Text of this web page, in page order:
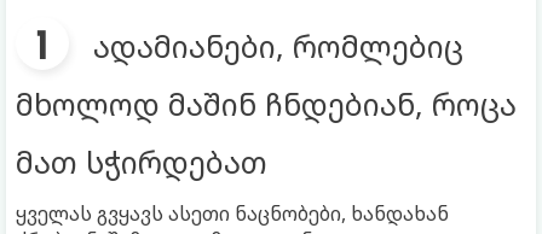
ადამიანები, რომლებიც
მხოლოდ მაშინ ჩნდებიან, როცა
მათ სჭირდებათ
ყველას გვყავს ასეთი ნაცნობები, ხანდახან